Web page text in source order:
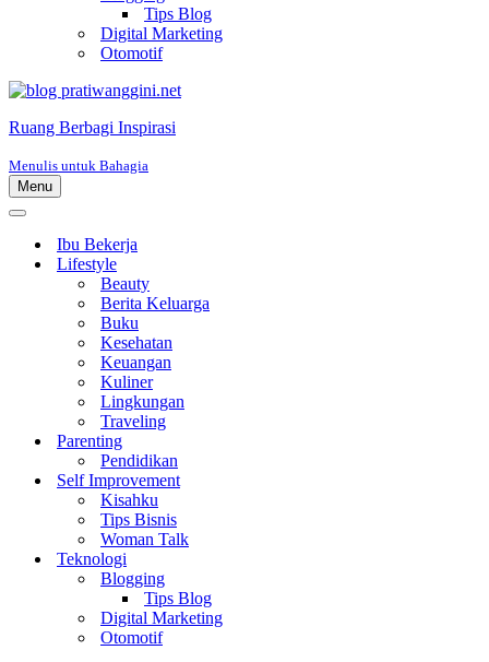
Tips Blog
Digital Marketing
Otomotif
Ruang Berbagi Inspirasi
Menulis untuk Bahagia
Menu
Menu
Menu
NavigasiIbu Bekerja
Lifestyle
Beauty
Berita Keluarga
Buku
Kesehatan
Keuangan
Kuliner
Lingkungan
Traveling
Parenting
Pendidikan
Self Improvement
Kisahku
Tips Bisnis
Woman Talk
Teknologi
Blogging
Tips Blog
Digital Marketing
Otomotif